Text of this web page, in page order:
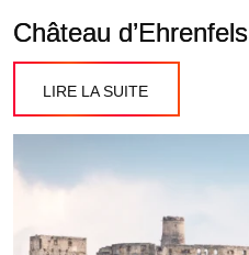
Château d’Ehrenfels
LIRE LA SUITE